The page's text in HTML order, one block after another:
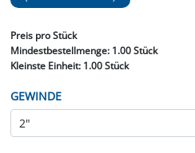
Preis pro Stück
Mindestbestellmenge: 1.00 Stück
Kleinste Einheit:1.00 Stück
GEWINDE